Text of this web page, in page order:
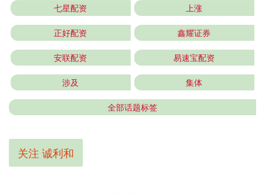
七星配资 上涨
正好配资 鑫耀证券
安联配资 易速宝配资
涉及 集体
全部话题标签
关注 诚利和